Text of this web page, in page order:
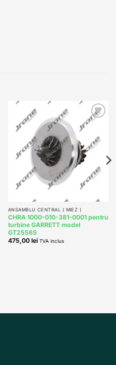
Add to
ANSAMBLU CENTRAL ( MIEZ )
CHRA 1000-010-381-0001 pentru
turbine GARRETT model
GT2556S
475,00 lei TVA inclus